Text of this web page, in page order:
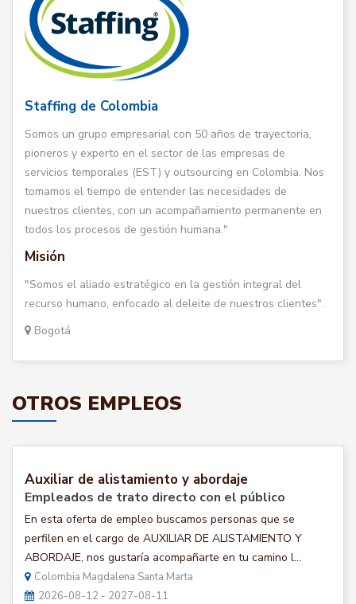
Staffing de Colombia
Somos un grupo empresarial con 50 años de trayectoria,
pioneros y experto en el sector de las empresas de
servicios temporales (EST) y outsourcing en Colombia. Nos
tomamos el tiempo de entender las necesidades de
nuestros clientes, con un acompañamiento permanente en
todos los procesos de gestión humana."
Misión
"Somos el aliado estratégico en la gestión integral del
recurso humano, enfocado al deleite de nuestros clientes".
Bogotá
OTROS EMPLEOS
Auxiliar de alistamiento y abordaje
Empleados de trato directo con el público
En esta oferta de empleo buscamos personas que se
perfilen en el cargo de AUXILIAR DE ALISTAMIENTO Y
ABORDAJE, nos gustaría acompañarte en tu camino l...
Colombia Magdalena Santa Marta
2026-08-12 - 2027-08-11